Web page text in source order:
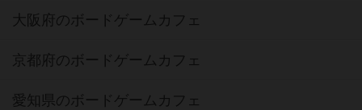
大阪府のボードゲームカフェ
京都府のボードゲームカフェ
愛知県のボードゲームカフェ